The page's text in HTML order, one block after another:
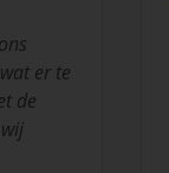
er te
de